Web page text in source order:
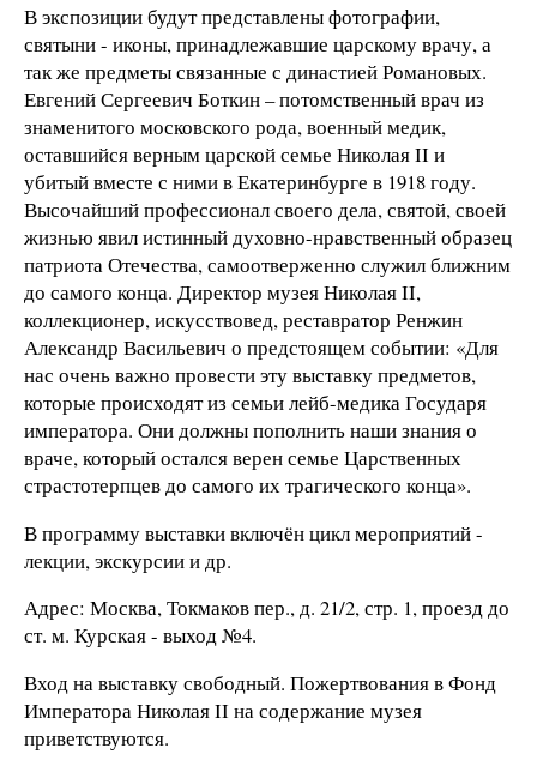
В экспозиции будут представлены фотографии,
святыни - иконы, принадлежавшие царскому врачу, а
так же предметы связанные с династией Романовых.
Евгений Сергеевич Боткин – потомственный врач из
знаменитого московского рода, военный медик,
оставшийся верным царской семье Николая II и
убитый вместе с ними в Екатеринбурге в 1918 году.
Высочайший профессионал своего дела, святой, своей
жизнью явил истинный духовно-нравственный образец
патриота Отечества, самоотверженно служил ближним
до самого конца. Директор музея Николая II,
коллекционер, искусствовед, реставратор Ренжин
Александр Васильевич о предстоящем событии: «Для
нас очень важно провести эту выставку предметов,
которые происходят из семьи лейб-медика Государя
императора. Они должны пополнить наши знания о
враче, который остался верен семье Царственных
страстотерпцев до самого их трагического конца».
В программу выставки включён цикл мероприятий -
лекции, экскурсии и др.
Адрес: Москва, Токмаков пер., д. 21/2, стр. 1, проезд до
ст. м. Курская - выход №4.
Вход на выставку свободный. Пожертвования в Фонд
Императора Николая II на содержание музея
приветствуются.